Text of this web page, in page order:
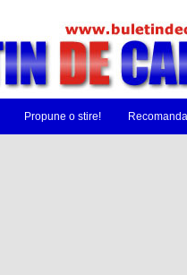
Propune o stire!